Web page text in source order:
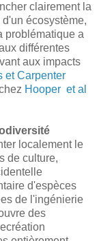
clairement la
écosystème,
problématique a
différentes
aux impacts
et Carpenter
Hooper et al
localement le
de culture,
d'espèces
de l'ingénierie
des